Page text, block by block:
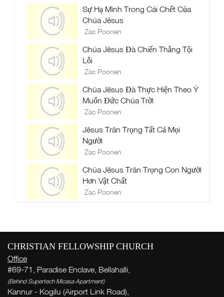
Sự Hạ Mình Trong Cái Chết Của
Chúa Jêsus
Zac Poonen
Chúa Jêsus Đã Chiến Thắng Tội
Lỗi
Zac Poonen
Chúa Jêsus Đã Thực Hiện Theo Ý
Muốn Đức Chúa Trời
Zac Poonen
Jêsus Trân Trọng Tất Cả Mọi
Người
Zac Poonen
Chúa Jêsus Trân Trọng Con Người
Hơn Vật Chất
Zac Poonen
CHRISTIAN FELLOWSHIP CHURCH
Office
#69-71, Paradise Enclave, Bellahalli,
(Behind Supertech Micasa Apartment)
Kannur - Kogilu (Airport Link Road),